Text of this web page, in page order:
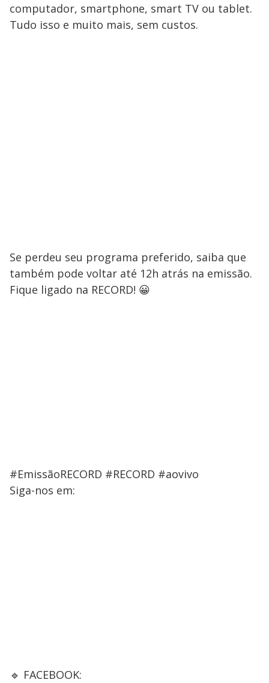
computador, smartphone, smart TV ou tablet.
Tudo isso e muito mais, sem custos.
Se perdeu seu programa preferido, saiba que
também pode voltar até 12h atrás na emissão.
Fique ligado na RECORD! 😀
#EmissãoRECORD #RECORD #aovivo
Siga-nos em:
🔹 FACEBOOK: